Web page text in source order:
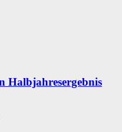
Halbjahresergebnis